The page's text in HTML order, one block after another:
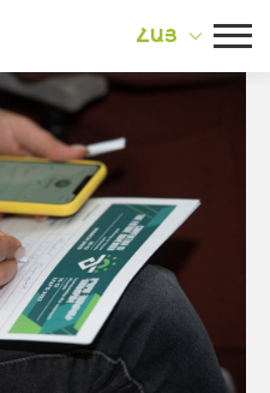
ՀԱՅ